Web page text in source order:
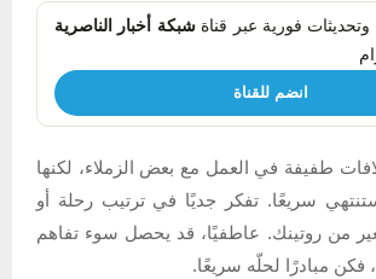
وتحديثات فورية عبر قناةشبكة أخبار الناصرية
انضم للقناة
طفيفة في العمل مع بعض الزملاء، لكنها
سريعًا. تفكر جديًا في ترتيب رحلة أو
من روتينك. عاطفيًا، قد يحصل سوء تفاهم
مبادرًا لحلّه سريعًا.